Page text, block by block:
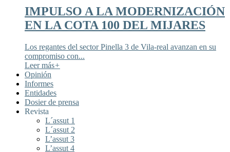
IMPULSO A LA MODERNIZACIÓN
EN LA COTA 100 DEL MIJARES
Los regantes del sector Pinella 3 de Vila-real avanzan en su
compromiso con...
Leer más+
Opinión
Informes
Entidades
Dosier de prensa
Revista
L´assut 1
L´assut 2
L’assut 3
L’assut 4